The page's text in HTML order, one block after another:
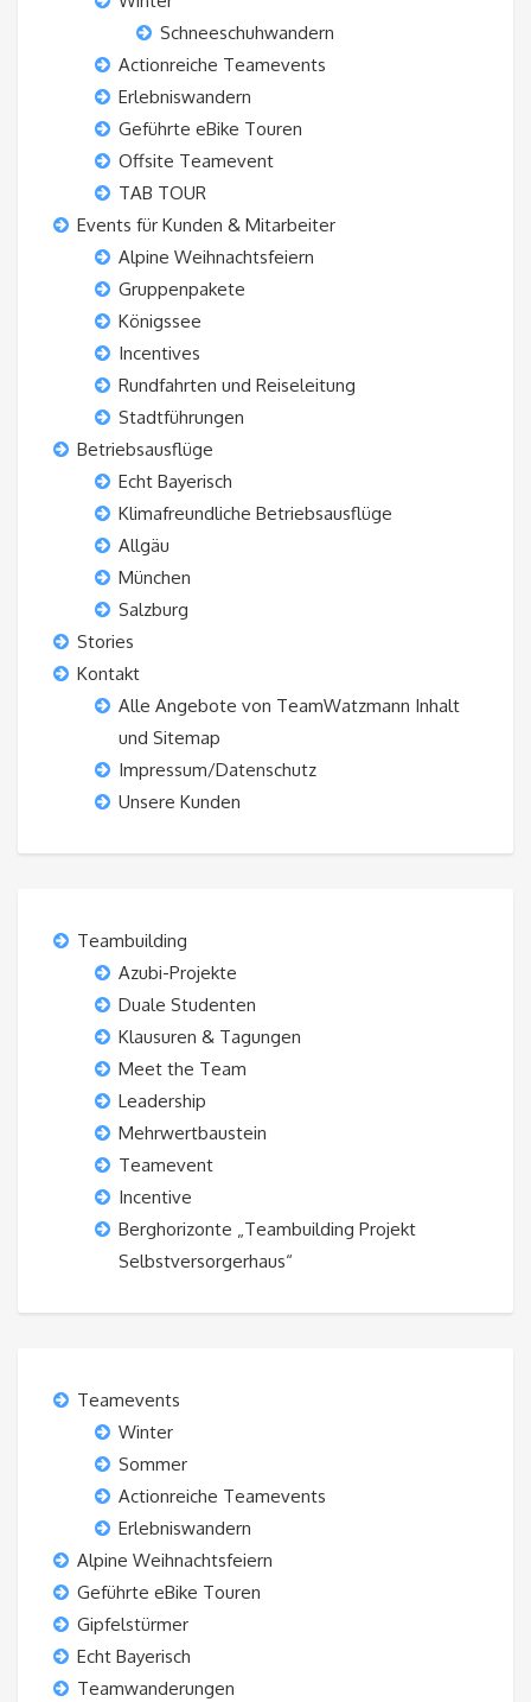
Schneeschuhwandern
Actionreiche Teamevents
Erlebniswandern
Geführte eBike Touren
Offsite Teamevent
TAB TOUR
Events für Kunden & Mitarbeiter
Alpine Weihnachtsfeiern
Gruppenpakete
Königssee
Incentives
Rundfahrten und Reiseleitung
Stadtführungen
Betriebsausflüge
Echt Bayerisch
Klimafreundliche Betriebsausflüge
Allgäu
München
Salzburg
Stories
Kontakt
Alle Angebote von TeamWatzmann Inhalt
und Sitemap
Impressum/Datenschutz
Unsere Kunden
Teambuilding
Azubi-Projekte
Duale Studenten
Klausuren & Tagungen
Meet the Team
Leadership
Mehrwertbaustein
Teamevent
Incentive
Berghorizonte „Teambuilding Projekt
Selbstversorgerhaus“
Teamevents
Winter
Sommer
Actionreiche Teamevents
Erlebniswandern
Alpine Weihnachtsfeiern
Geführte eBike Touren
Gipfelstürmer
Echt Bayerisch
Teamwanderungen